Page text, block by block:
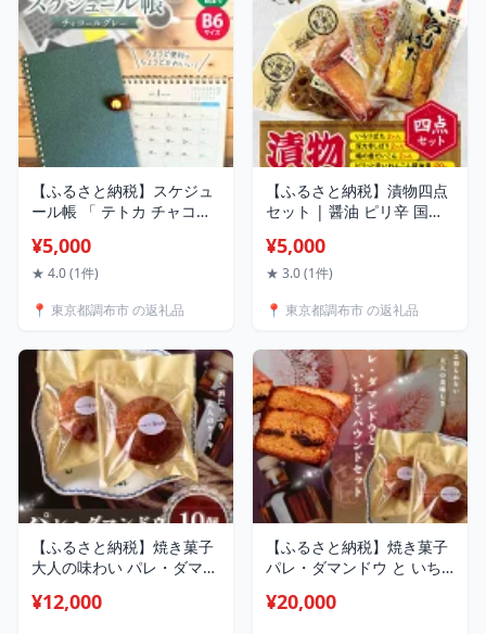
2terres 東京都 調布
ン 送料無料
【ふるさと納税】スケジュ
ール帳 「 テトカ チャコー
貨 日用品 文房具 卓上カレ
ンダー ノート ユニーク
環境にやさしい 調布 東京
¥5,000
★ 4.0 (1件)
📍 東京都調布市 の返礼品
【ふるさと納税】漬物四点
セット | 醤油 ピリ辛 国産
厳選 調布 東京都 だいこん
大根 ダイコン れんこん レ
¥5,000
★ 3.0 (1件)
📍 東京都調布市 の返礼品
【ふるさと納税】焼き菓子
大人の味わい パレ・ダマン
マンド 焼き菓子工房(輝)き
¥12,000
【ふるさと納税】焼き菓子
パレ・ダマンドウ と いち
ト | パレダマンド パウンド
¥20,000